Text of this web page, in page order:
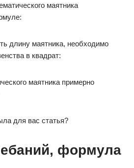
маятника
длину маятника, необходимо
в квадрат:
маятника примерно
для вас статья?
формула